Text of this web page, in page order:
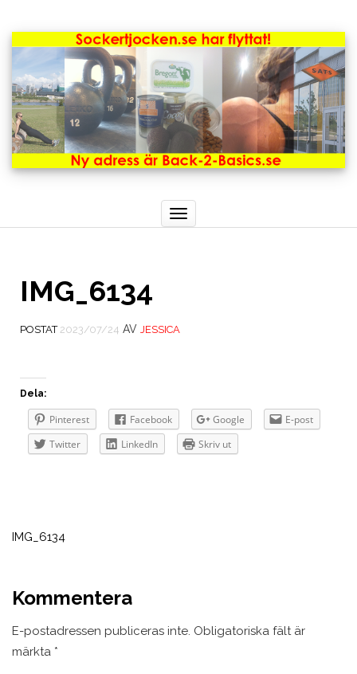
Toggle
navigation
IMG_6134
POSTAT 2023/07/24 AV JESSICA
Dela:
Pinterest Facebook Google
E-post
Twitter
LinkedIn Skriv ut
IMG_6134
Kommentera
E-postadressen publiceras inte. Obligatoriska fält är
märkta *